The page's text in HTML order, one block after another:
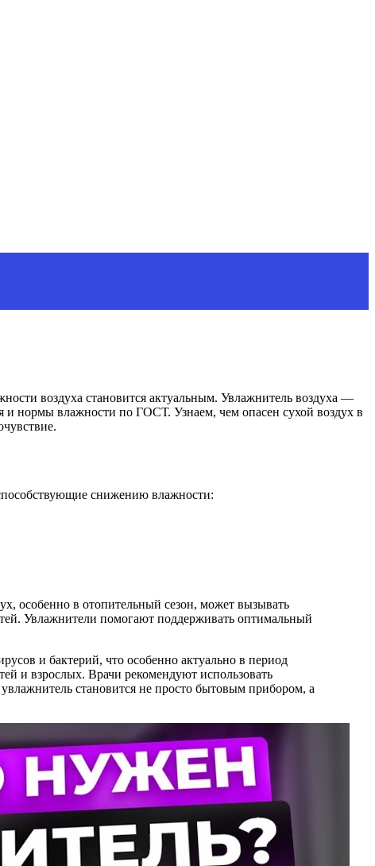
воздуха становится актуальным. Увлажнитель воздуха —
и нормы влажности по ГОСТ. Узнаем, чем опасен сухой воздух в
снижению влажности:
особенно в отопительный сезон, может вызывать
Увлажнители помогают поддерживать оптимальный
и бактерий, что особенно актуально в период
и взрослых. Врачи рекомендуют использовать
становится не просто бытовым прибором, а